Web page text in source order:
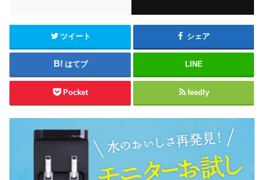
ツイート シェア
はてブ LINE
Pocket feedly